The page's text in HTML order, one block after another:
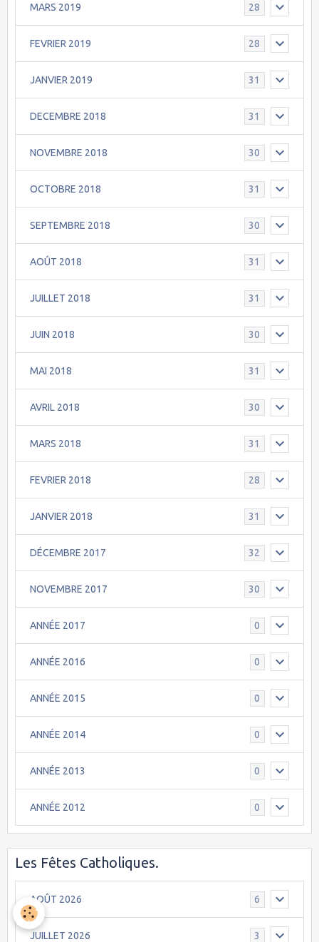
MARS 2019 28
FEVRIER 2019 28
JANVIER 2019 31
DECEMBRE 2018 31
NOVEMBRE 2018 30
OCTOBRE 2018 31
SEPTEMBRE 2018 30
AOÛT 2018 31
JUILLET 2018 31
JUIN 2018 30
MAI 2018 31
AVRIL 2018 30
MARS 2018 31
FEVRIER 2018 28
JANVIER 2018 31
DÉCEMBRE 2017 32
NOVEMBRE 2017 30
ANNÉE 2017 0
ANNÉE 2016 0
ANNÉE 2015 0
ANNÉE 2014 0
ANNÉE 2013 0
ANNÉE 2012 0
Les Fêtes Catholiques.
AOÛT 2026 6
JUILLET 2026 3